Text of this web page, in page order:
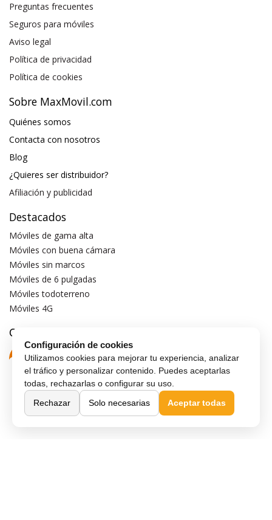
Preguntas frecuentes
Seguros para móviles
Aviso legal
Política de privacidad
Política de cookies
Sobre MaxMovil.com
Quiénes somos
Contacta con nosotros
Blog
¿Quieres ser distribuidor?
Afiliación y publicidad
Destacados
Móviles de gama alta
Móviles con buena cámara
Móviles sin marcos
Móviles de 6 pulgadas
Móviles todoterreno
Móviles 4G
Confianza y seguridad
Configuración de cookies
Utilizamos cookies para mejorar tu experiencia, analizar
el tráfico y personalizar contenido. Puedes aceptarlas
todas, rechazarlas o configurar su uso.
Rechazar
Solo necesarias Aceptar todas